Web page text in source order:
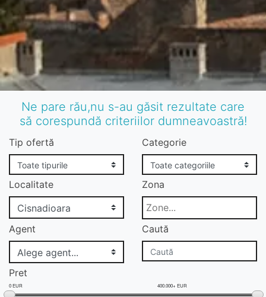
Ne pare rău,nu s-au găsit rezultate care
să corespundă criteriilor dumneavoastră!
Tip ofertă Categorie
Localitate Zona
Agent Caută
Pret
0 EUR 400.000+ EUR